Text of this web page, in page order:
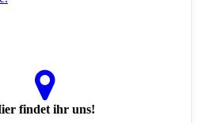
findet ihr uns!